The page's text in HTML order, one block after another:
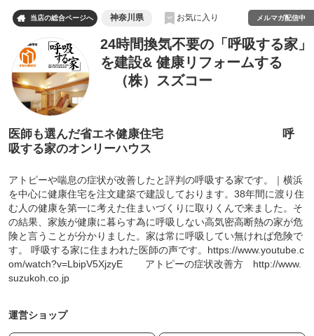
 当店の総合ページへ 神奈川県 お気に入り メルマガ配信中
24時間換気不要の「呼吸する家」
を建設& 健康リフォームする
（株）スズコー
医師も選んだ省エネ健康住宅 呼
吸する家のオンリーハウス
アトピーや喘息の症状が改善したと評判の呼吸する家です。｜横浜
を中心に健康住宅を注文建築で建設しております。38年間に渡り住
む人の健康を第一に考えた住まいづくりに取りくんで来ました。そ
の結果、家族が健康に暮らす為に呼吸しない高気密高断熱の家が危
険と言うことが分かりました。家は常に呼吸してい無ければ危険で
す。 呼吸する家に住まわれた医師の声です。https://www.youtube.c
om/watch?v=LbipV5XjzyE アトピーの症状改善方 http://www.
suzukoh.co.jp
運営ショップ